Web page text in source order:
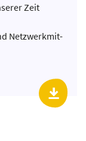
Zeit
Netzwerk­mit­